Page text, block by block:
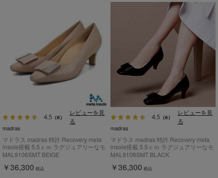
4.5 （6）
レビューを見
る
madras
マドラス madras 特許 Recovery meta
insole搭載 5.5ｃｍ ラグジュアリーなモ
チーフ付き ソフトなスクエアトウパン
MAL9106SMT BEIGE
￥36,300 税込
4.5 （6）
レビューを見
る
madras
マドラス madras 特許 Recovery meta
insole搭載 5.5ｃｍ ラグジュアリーなモ
チーフ付き ソフトなスクエアトウパン
MAL9106SMT BLACK
￥36,300 税込